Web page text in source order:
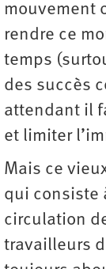
mouvement
rendre ce
temps
des succès
attendant il
et limiter
Mais ce
qui consiste
circulation
travailleurs